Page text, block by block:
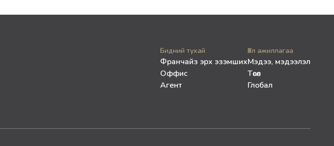
Бидний тухай
Франчайз эрх эзэмших
Оффис
Агент
Үйл ажиллагаа
Мэдээ, мэдээлэл
Төсөл
Глобал